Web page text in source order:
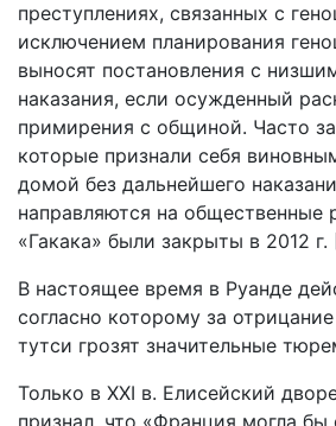
преступлениях, связанных с
исключением планирования
выносят постановления с
наказания, если осужденный
примирения с общиной. Часто
которые признали себя
домой без дальнейшего
направляются на общественные
«Гакака» были закрыты в 2012 г.
В настоящее время в Руанде
согласно которому за
тутси грозят значительные
Только в XXI в. Елисейский
признал, что «Франция могла бы